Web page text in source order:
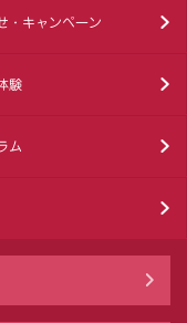
・キャンペーン
験
ム